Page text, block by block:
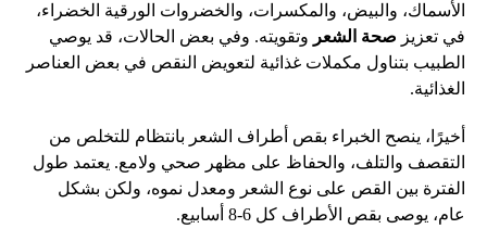
الأسماك، والبيض، والمكسرات، والخضروات الورقية الخضراء،
في تعزيز صحة الشعر وتقويته. وفي بعض الحالات، قد يوصي
الطبيب بتناول مكملات غذائية لتعويض النقص في بعض العناصر
الغذائية.
أخيرًا، ينصح الخبراء بقص أطراف الشعر بانتظام للتخلص من
التقصف والتلف، والحفاظ على مظهر صحي ولامع. يعتمد طول
الفترة بين القص على نوع الشعر ومعدل نموه، ولكن بشكل
عام، يوصى بقص الأطراف كل 6-8 أسابيع.